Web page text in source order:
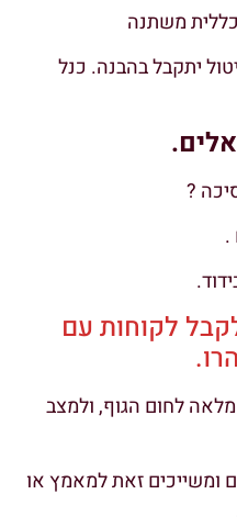
משתנה
יתקבל בהבנה. כנל
?
.
לקוחות עם
מלאה לחום הגוף, ולמצב
ומשייכים זאת למאמץ או